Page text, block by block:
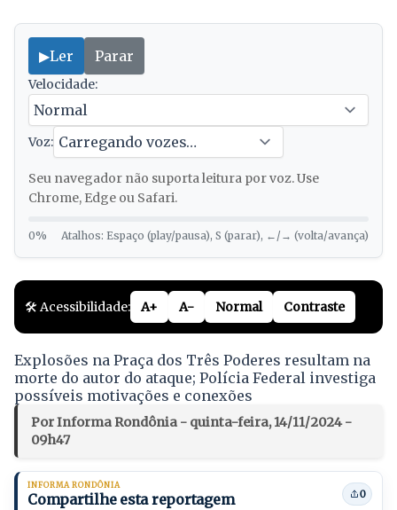
▶Ler Parar
Velocidade:
Voz:
Seu navegador não suporta leitura por voz. Use
Chrome, Edge ou Safari.
0% Atalhos: Espaço (play/pausa), S (parar), ←/→ (volta/avança)
🛠️ Acessibilidade: A+ A- Normal Contraste
Explosões na Praça dos Três Poderes resultam na
morte do autor do ataque; Polícia Federal investiga
possíveis motivações e conexões
Por Informa Rondônia - quinta-feira, 14/11/2024 -
09h47
INFORMA RONDÔNIA
Compartilhe esta reportagem 0